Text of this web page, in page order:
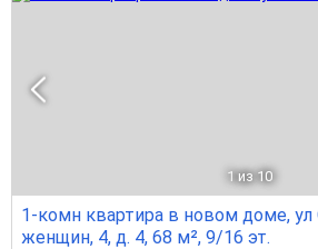
1 из 10
1-комн квартира в новом доме, ул
женщин, 4, д. 4, 68 м², 9/16 эт.